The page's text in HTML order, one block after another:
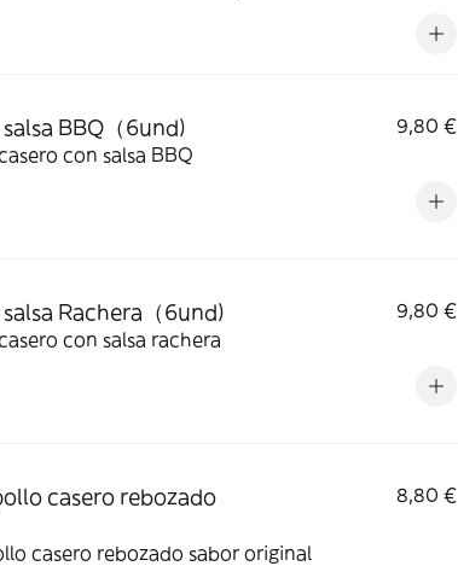
BBQ（6und)
9,80 €
con salsa BBQ
Rachera（6und)
9,80 €
con salsa rachera
casero rebozado
8,80 €
casero rebozado sabor original